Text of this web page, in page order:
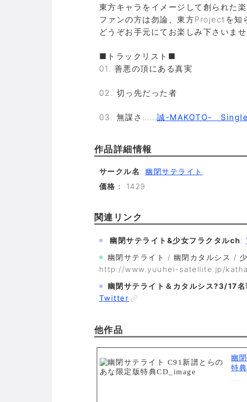
東方キャラをイメージして創られた
ファンの方は勿論、東方Projectを知
どうぞお手元にてお楽しみ下さいませ
■トラックリスト■
01. 善悪の頂にある真実
02. 切っ先だった者
03. 無謀さ……誠-MAKOTO-
作品詳細情報
サークル名: 幽閉サテライト
価格 ： 1429
関連リンク
幽閉サテライト&少女フラクタルch:
幽閉サテライト / 幽閉カタルシス /
http://www.yuuhei-satellite.jp/
幽閉サテライト＆カタルシス?3/17
Twitter
他作品
幽
特
…..